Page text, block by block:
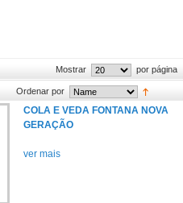
Mostrar por página
Ordenar por
COLA E VEDA FONTANA NOVA
GERAÇÃO
ver mais